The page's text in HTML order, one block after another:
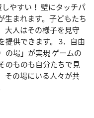
やすい！ 壁にタッチパ
生まれます。子どもたち
大人はその様子を見守
提供できます。 3．自由
の場」が実現 ゲームの
のものも自分たちで見
その場にいる人々が共